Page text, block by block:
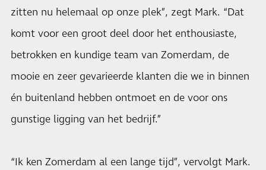
zitten nu helemaal op onze plek”, zegt Mark. “Dat
komt voor een groot deel door het enthousiaste,
betrokken en kundige team van Zomerdam, de
mooie en zeer gevarieerde klanten die we in binnen
én buitenland hebben ontmoet en de voor ons
gunstige ligging van het bedrijf.”
“Ik ken Zomerdam al een lange tijd”, vervolgt Mark.